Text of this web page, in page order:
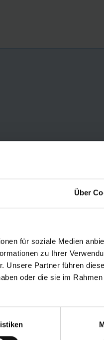
Über
für soziale Medien
zu Ihrer
Unsere Partner führen
oder die sie im